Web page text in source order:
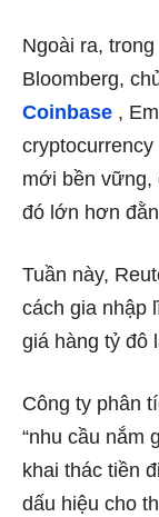
Ngoài ra,
Bloomberg,
Coinbase ,
mới bền vững,
đó lớn hơn
Tuần này,
cách gia nhập
giá hàng tỷ đô
Công ty phân
“nhu cầu nắm
khai thác tiền
dấu hiệu cho